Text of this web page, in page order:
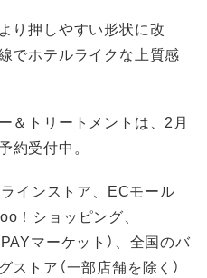
り押しやすい形状に改
でホテルライクな上質感
＆トリートメントは、2月
約受付中。
ラインストア、ECモール
！ショッピング、
マーケット）、全国のバ
トア（一部店舗を除く）